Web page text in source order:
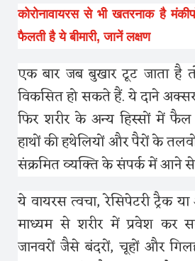
कोरोनावायरस से भी खतरनाक है
फैलती है ये बीमारी, जानें लक्षण
एक बार जब बुखार टूट जाता है
विकसित हो सकते हैं. ये दाने
फिर शरीर के अन्य हिस्सों में
हाथों की हथेलियों और पैरों के
संक्रमित व्यक्ति के संपर्क में आने
ये वायरस त्वचा, रेसिपेटरी ट्रैक
माध्यम से शरीर में प्रवेश कर
जानवरों जैसे बंदरों, चूहों और